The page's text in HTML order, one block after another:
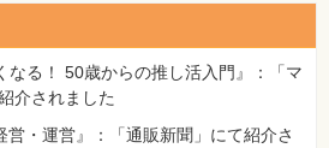
なる！ 50歳からの推し活入門』：「マ
介されました
営・運営』：「通販新聞」にて紹介さ